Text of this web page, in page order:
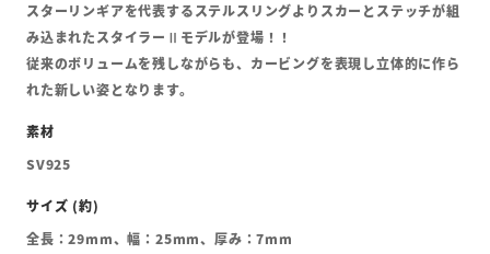
スターリンギアを代表するステルスリングよりスカーとステッチが組
み込まれたスタイラーⅡモデルが登場！！
従来のボリュームを残しながらも、カービングを表現し立体的に作ら
れた新しい姿となります。
SV925
全長：29mm、幅：25mm、厚み：7mm